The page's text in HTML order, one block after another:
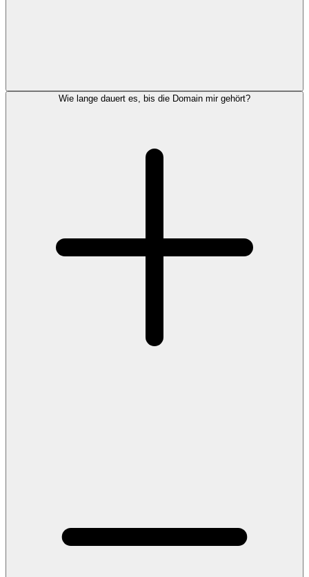
Wie lange dauert es, bis die Domain mir gehört?